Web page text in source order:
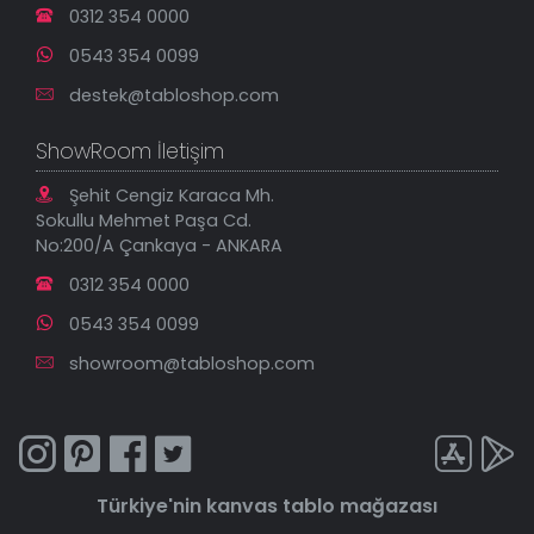
0312 354 0000
0543 354 0099
destek@tabloshop.com
ShowRoom İletişim
Şehit Cengiz Karaca Mh.
Sokullu Mehmet Paşa Cd.
No:200/A Çankaya - ANKARA
0312 354 0000
0543 354 0099
showroom@tabloshop.com
Türkiye'nin kanvas tablo mağazası